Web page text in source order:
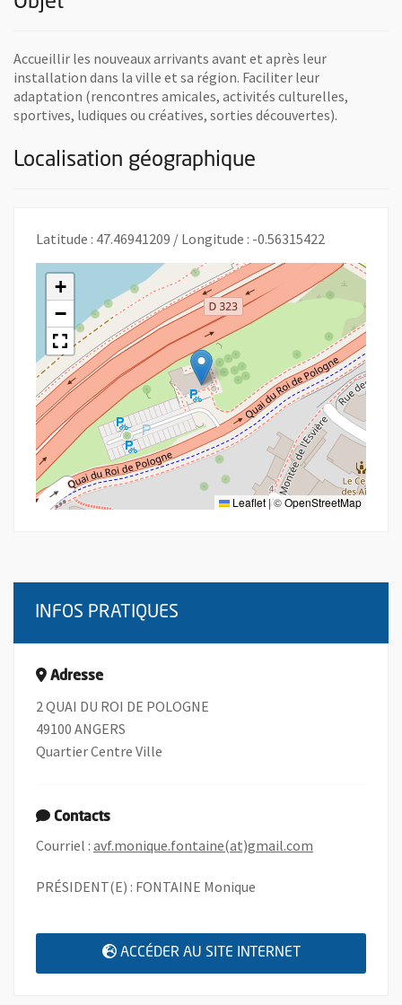
Accueillir les nouveaux arrivants avant et après leur
installation dans la ville et sa région. Faciliter leur
adaptation (rencontres amicales, activités culturelles,
sportives, ludiques ou créatives, sorties découvertes).
Localisation géographique
Latitude : 47.46941209 / Longitude : -0.56315422
+
−
Leaflet |©OpenStreetMap
INFOS PRATIQUES
Adresse
2 QUAI DU ROI DE POLOGNE
49100 ANGERS
Quartier Centre Ville
Contacts
Courriel : avf.monique.fontaine(at)gmail.com
PRÉSIDENT(E) : FONTAINE Monique
ACCÉDER AU SITE INTERNET , OUVRE UNE